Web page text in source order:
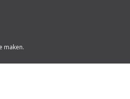
maken.